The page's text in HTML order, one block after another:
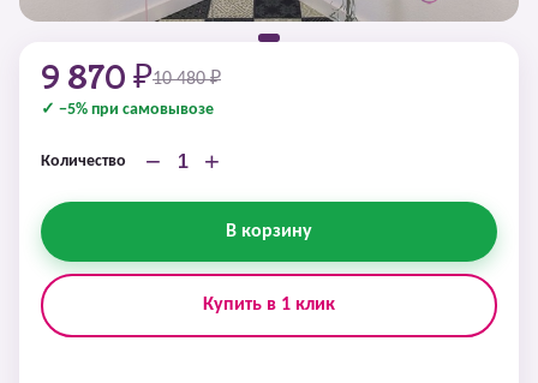
9 870 ₽10 480 ₽
✓ −5% при самовывозе
Количество − +
В корзину
Купить в 1 клик